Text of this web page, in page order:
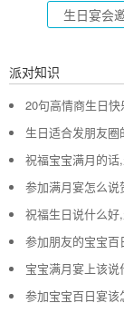
生日宴会
派对知识
20句高情商生日快
生日适合发朋友
祝福宝宝满月的话
参加满月宴怎么
祝福生日说什么好
参加朋友的宝宝
宝宝满月宴上该
参加宝宝百日宴